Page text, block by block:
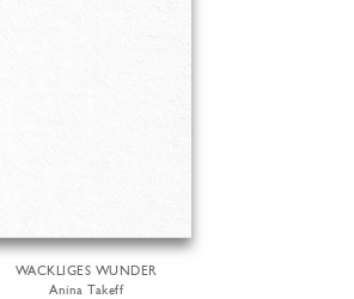
WACKLIGES WUNDER
Anina Takeff